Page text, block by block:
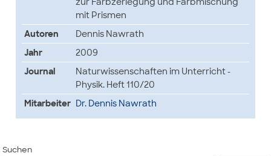
mit Prismen
Autoren
Dennis Nawrath
Jahr
2009
Journal
Naturwissenschaften im Unterricht -
Physik. Heft 110/20
Mitarbeiter Dr. Dennis Nawrath
Suchen